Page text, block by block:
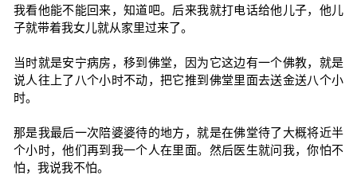
我看他能不能回来，知道吧。后来我就打电话给他儿子，他儿
子就带着我女儿就从家里过来了。
当时就是安宁病房，移到佛堂，因为它这边有一个佛教，就是
说人往上了八个小时不动，把它推到佛堂里面去送金送八个小
时。
那是我最后一次陪婆婆待的地方，就是在佛堂待了大概将近半
个小时，他们再到我一个人在里面。然后医生就问我，你怕不
怕，我说我不怕。